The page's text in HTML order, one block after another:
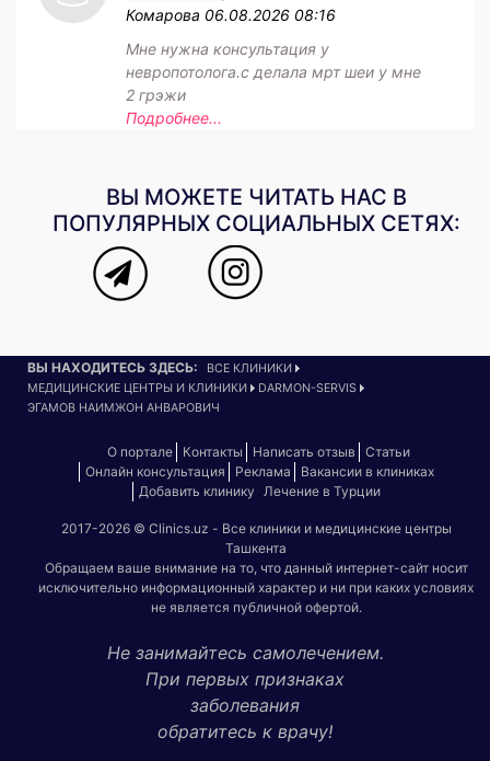
Комарова 06.08.2026 08:16
Мне нужна консультация у
невропотолога.с делала мрт шеи у мне
2 грэжи
Подробнее...
ВЫ МОЖЕТЕ ЧИТАТЬ НАС В
ПОПУЛЯРНЫХ СОЦИАЛЬНЫХ СЕТЯХ:
ВЫ НАХОДИТЕСЬ ЗДЕСЬ:
ВСЕ КЛИНИКИ
МЕДИЦИНСКИЕ ЦЕНТРЫ И КЛИНИКИ
DARMON-SERVIS
ЭГАМОВ НАИМЖОН АНВАРОВИЧ
О портале Контакты Написать отзыв
Статьи
Онлайн консультация
Реклама
Вакансии в клиниках
Добавить клинику
Лечение в Турции
2017-2026 © Clinics.uz - Все клиники и медицинские центры
Ташкента
Обращаем ваше внимание на то, что данный интернет-сайт носит
исключительно информационный характер и ни при каких условиях
не является публичной офертой.
Не занимайтесь самолечением.
При первых признаках
заболевания
обратитесь к врачу!